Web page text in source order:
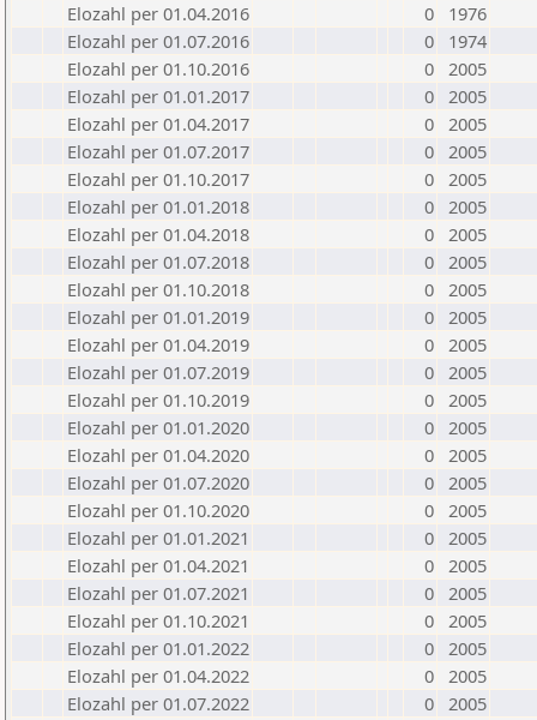
Elozahl per 01.04.2016
0
1976
Elozahl per 01.07.2016
0
1974
Elozahl per 01.10.2016
0 2005
Elozahl per 01.01.2017
0 2005
Elozahl per 01.04.2017
0 2005
Elozahl per 01.07.2017
0 2005
Elozahl per 01.10.2017
0 2005
Elozahl per 01.01.2018
0 2005
Elozahl per 01.04.2018
0 2005
Elozahl per 01.07.2018
0 2005
Elozahl per 01.10.2018
0 2005
Elozahl per 01.01.2019
0 2005
Elozahl per 01.04.2019
0 2005
Elozahl per 01.07.2019
0 2005
Elozahl per 01.10.2019
0 2005
Elozahl per 01.01.2020
0 2005
Elozahl per 01.04.2020
0 2005
Elozahl per 01.07.2020
0 2005
Elozahl per 01.10.2020
0 2005
Elozahl per 01.01.2021
0 2005
Elozahl per 01.04.2021
0 2005
Elozahl per 01.07.2021
0 2005
Elozahl per 01.10.2021
0 2005
Elozahl per 01.01.2022
0 2005
Elozahl per 01.04.2022
0 2005
Elozahl per 01.07.2022
0 2005